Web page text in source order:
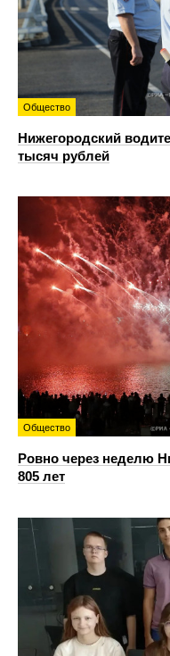
Общество
Нижегородский
тысяч рублей
Общество
Ровно через неделю
805 лет